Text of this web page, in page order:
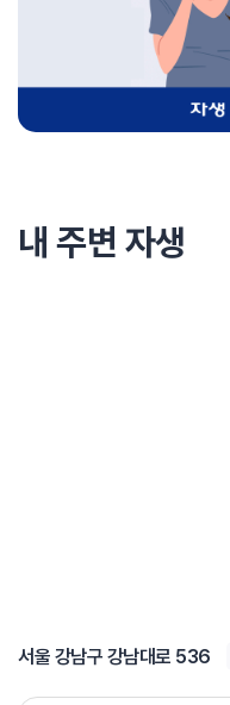
내 주변 자생
서울 강남구 강남대로 536